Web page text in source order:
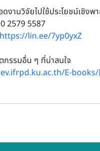
งานวิจัยไปใช้ประโยชน์เชิง
2579 5587
https://lin.ee/7yp0yxZ
กรรมอื่น ๆ ที่น่าสนใจ
E-books/